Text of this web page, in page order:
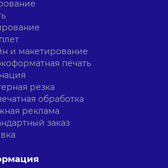
и макетирование
печать
резка
обработка
реклама
заказ